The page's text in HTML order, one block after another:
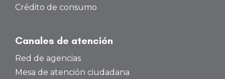
Crédito de consumo
Canales de atención
Red de agencias
Mesa de atención ciudadana